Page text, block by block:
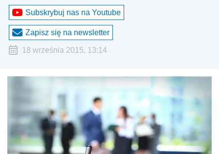
Subskrybuj nas na Youtube
Zapisz się na newsletter
18 września 2015, 13:14